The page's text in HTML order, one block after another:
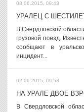
08.06.2015, 09:43
УРАЛЕЦ С
В Свердловской
грузовой поезд.
сообщают в
инцидент...
02.06.2015, 09:58
НА УРАЛЕ ДВОЕ
В Свердловской